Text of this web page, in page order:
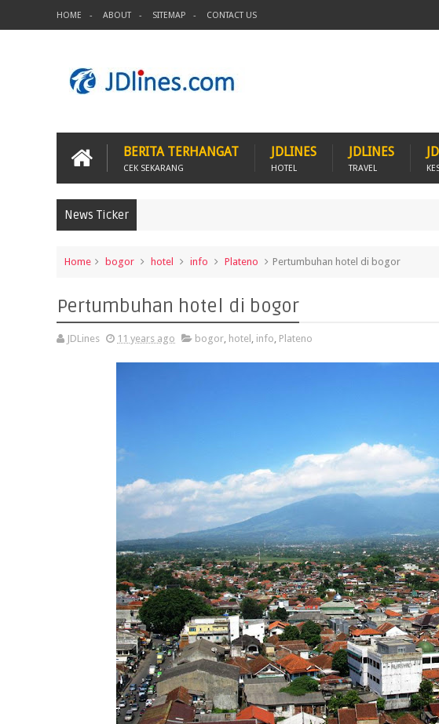
HOME ABOUT SITEMAP CONTACT US
BERITA TERHANGAT
CEK SEKARANG
JDLINES
HOTEL
JDLINES
TRAVEL
News Ticker
Home bogor hotel info Plateno Pertumbuhan hotel di bogor
Pertumbuhan hotel di bogor
JDLines 11 years ago bogor, hotel , info, Plateno